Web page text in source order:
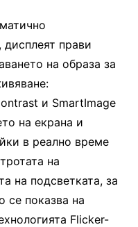
дисплеят прави
на образа за
и SmartImage
на екрана и
в реално време
на
на подсветката, за
се показва на
Flicker-